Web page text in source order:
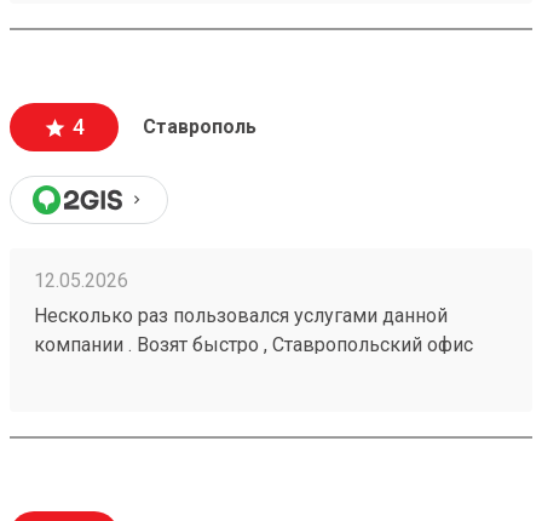
4 Ставрополь
12.05.2026
Несколько раз пользовался услугами данной
компании . Возят быстро , Ставропольский офис
поддержки все решается . Заказ № 260425670